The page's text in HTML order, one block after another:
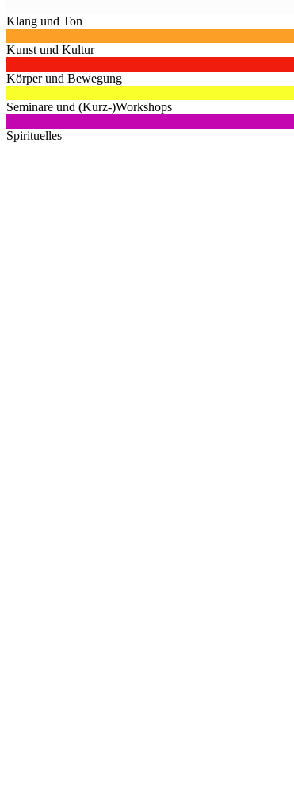
Klang und Ton
Kunst und Kultur
Körper und Bewegung
Seminare und (Kurz-)Workshops
Spirituelles